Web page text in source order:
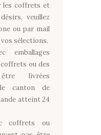
les coffrets et
veuillez
ou par mail
sélections.
emballages
ou des
livrées
le canton de
atteint 24
coffrets ou